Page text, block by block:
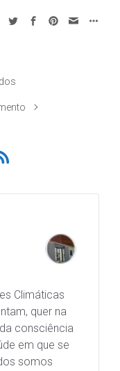
Climáticas
quer na
consciência
em que se
somos